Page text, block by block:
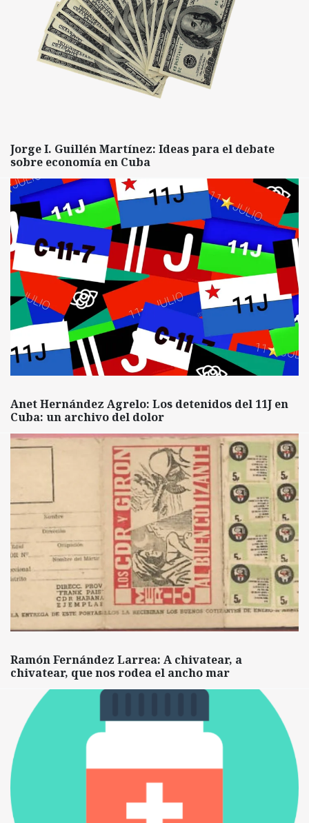
Jorge I. Guillén Martínez: Ideas para el debate
sobre economía en Cuba
Anet Hernández Agrelo: Los detenidos del 11J en
Cuba: un archivo del dolor
Ramón Fernández Larrea: A chivatear, a
chivatear, que nos rodea el ancho mar